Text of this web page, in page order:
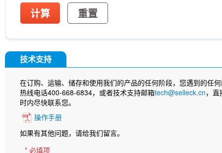
计算 重置
技术支持
在订购、运输、储存和使用我们的产品的任何阶段，您遇到的任
热线电话400-668-6834，或者技术支持邮箱tech@selleck.cn，
时内尽快联系您。
操作手册
如果有其他问题，请给我们留言。
* 必填项